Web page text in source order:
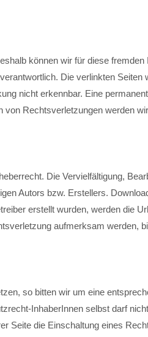
nascetur ridiculus mus.
können wir für diese
Die verlinkten Seiten
nicht erkennbar. Eine
Rechtsverletzungen werden
Die Vervielfältigung,
Autors bzw. Erstellers.
erstellt wurden, werden die
aufmerksam werden,
so bitten wir um eine
InhaberInnen selbst darf
Seite die Einschaltung eines